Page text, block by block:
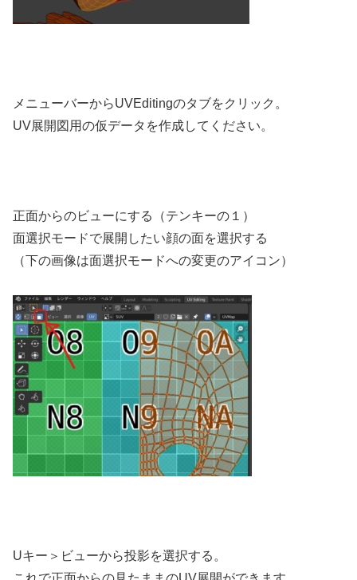
メニューバーからUVEditingのタブをクリック。
UV展開図用の仮データを作成してください。
正面からのビューにする（テンキーの１）
面選択モードで展開したい顔の面を選択する
（下の画像は面選択モードへの変更のアイコン）
Uキー＞ビューから投影を選択する。